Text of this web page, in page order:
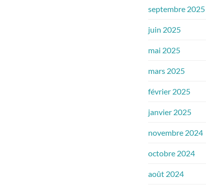
septembre 2025
juin 2025
mai 2025
mars 2025
février 2025
janvier 2025
novembre 2024
octobre 2024
août 2024